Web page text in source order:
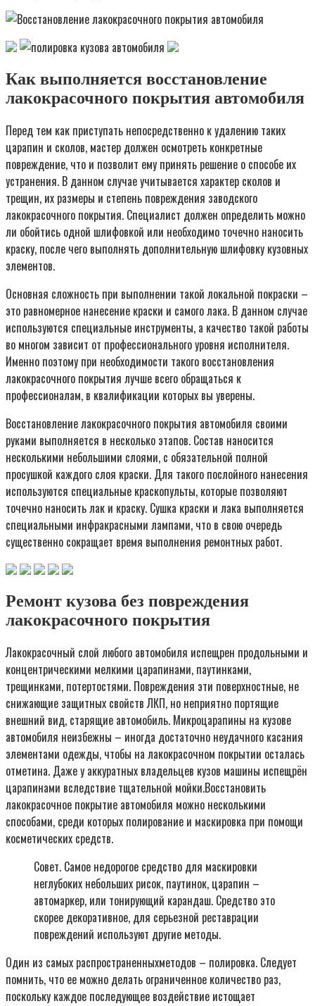
Как выполняется восстановление
лакокрасочного покрытия автомобиля
Перед тем как приступать непосредственно к удалению таких
царапин и сколов, мастер должен осмотреть конкретные
повреждение, что и позволит ему принять решение о способе их
устранения. В данном случае учитывается характер сколов и
трещин, их размеры и степень повреждения заводского
лакокрасочного покрытия. Специалист должен определить можно
ли обойтись одной шлифовкой или необходимо точечно наносить
краску, после чего выполнять дополнительную шлифовку кузовных
элементов.
Основная сложность при выполнении такой локальной покраски –
это равномерное нанесение краски и самого лака. В данном случае
используются специальные инструменты, а качество такой работы
во многом зависит от профессионального уровня исполнителя.
Именно поэтому при необходимости такого восстановления
лакокрасочного покрытия лучше всего обращаться к
профессионалам, в квалификации которых вы уверены.
Восстановление лакокрасочного покрытия автомобиля своими
руками выполняется в несколько этапов. Состав наносится
несколькими небольшими слоями, с обязательной полной
просушкой каждого слоя краски. Для такого послойного нанесения
используются специальные краскопульты, которые позволяют
точечно наносить лак и краску. Сушка краски и лака выполняется
специальными инфракрасными лампами, что в свою очередь
существенно сокращает время выполнения ремонтных работ.
Ремонт кузова без повреждения
лакокрасочного покрытия
Лакокрасочный слой любого автомобиля испещрен продольными и
концентрическими мелкими царапинами, паутинками,
трещинками, потертостями. Повреждения эти поверхностные, не
снижающие защитных свойств ЛКП, но неприятно портящие
внешний вид, старящие автомобиль. Микроцарапины на кузове
автомобиля неизбежны – иногда достаточно неудачного касания
элементами одежды, чтобы на лакокрасочном покрытии осталась
отметина. Даже у аккуратных владельцев кузов машины испещрён
царапинами вследствие тщательной мойки.Восстановить
лакокрасочное покрытие автомобиля можно несколькими
способами, среди которых полирование и маскировка при помощи
косметических средств.
Совет. Самое недорогое средство для маскировки
неглубоких небольших рисок, паутинок, царапин –
автомаркер, или тонирующий карандаш. Средство это
скорее декоративное, для серьезной реставрации
повреждений используют другие методы.
Один из самых распространенныхметодов – полировка. Следует
помнить, что ее можно делать ограниченное количество раз,
поскольку каждое последующее воздействие истощает